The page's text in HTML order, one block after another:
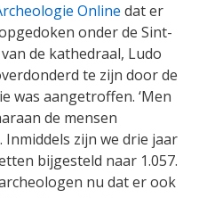
Online dat er
onder de Sint-
de kathedraal, Ludo
te zijn door de
was aangetroffen. ‘Men
de mensen
Inmiddels zijn we drie jaar
bijgesteld naar 1.057.
nu dat er ook